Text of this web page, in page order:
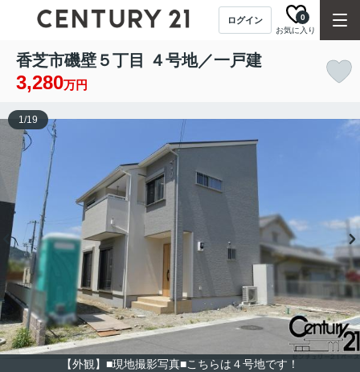
ログイン
お気に入り
0
香芝市磯壁５丁目 ４号地／一戸建
3,280万円
【外観】■現地撮影写真■こちらは４号地です！
1/19